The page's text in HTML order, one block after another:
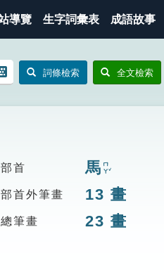
導覽 生字詞彙表 成語故事
詞條檢索 全文檢索
部首 馬ㄇㄚˇ
部首外筆畫 13 畫
總筆畫 23 畫